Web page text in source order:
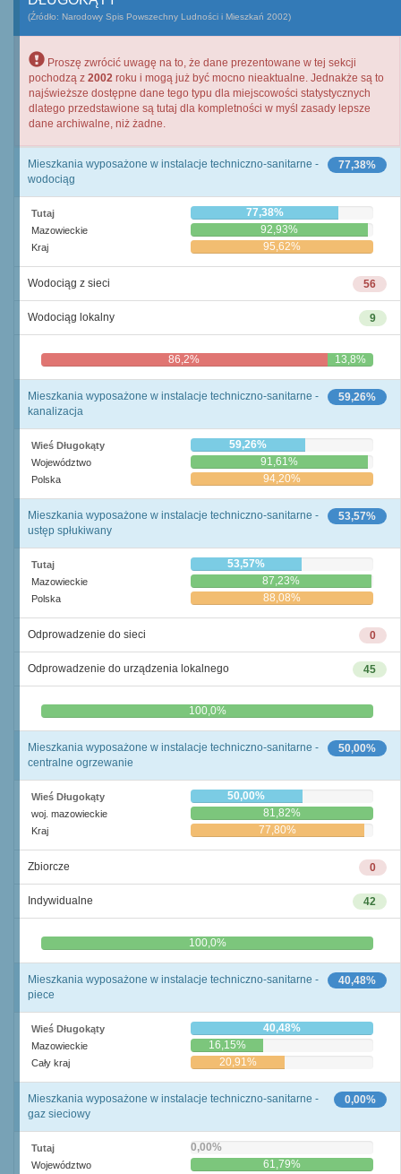
(Źródło: Narodowy Spis Powszechny Ludności i Mieszkań 2002)
Proszę zwrócić uwagę na to, że dane prezentowane w tej sekcji
pochodzą z 2002 roku i mogą już być mocno nieaktualne. Jednakże są to
najświeższe dostępne dane tego typu dla miejscowości statystycznych
dlatego przedstawione są tutaj dla kompletności w myśl zasady lepsze
dane archiwalne, niż żadne.
77,38%
Mieszkania wyposażone w instalacje techniczno-sanitarne -
wodociąg
Tutaj 77,38%
Mazowieckie 92,93%
Kraj 95,62%
56
Wodociąg z sieci
9
Wodociąg lokalny
86,2% 13,8%
59,26%
Mieszkania wyposażone w instalacje techniczno-sanitarne -
kanalizacja
Wieś Długokąty 59,26%
Województwo 91,61%
Polska 94,20%
53,57%
Mieszkania wyposażone w instalacje techniczno-sanitarne -
ustęp spłukiwany
Tutaj 53,57%
Mazowieckie 87,23%
Polska 88,08%
0
Odprowadzenie do sieci
45
Odprowadzenie do urządzenia lokalnego
0,0% 100,0%
50,00%
Mieszkania wyposażone w instalacje techniczno-sanitarne -
centralne ogrzewanie
Wieś Długokąty 50,00%
woj. mazowieckie 81,82%
Kraj 77,80%
0
Zbiorcze
42
Indywidualne
0,0% 100,0%
40,48%
Mieszkania wyposażone w instalacje techniczno-sanitarne -
piece
Wieś Długokąty 40,48%
Mazowieckie 16,15%
Cały kraj 20,91%
0,00%
Mieszkania wyposażone w instalacje techniczno-sanitarne -
gaz sieciowy
Tutaj 0,00%
Województwo 61,79%